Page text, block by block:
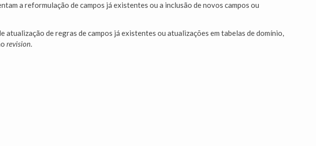
a reformulação de campos já existentes ou a inclusão de novos campos ou
atualização de regras de campos já existentes ou atualizações em tabelas de domínio,
revision.